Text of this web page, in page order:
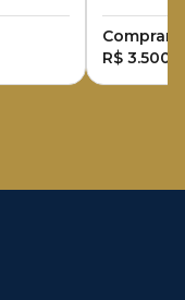
Comprar:
R$